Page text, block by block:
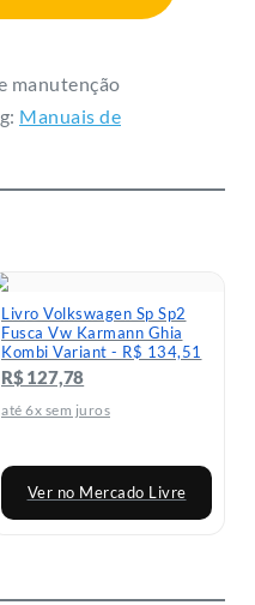
manutenção
Manuais de
Livro Volkswagen Sp Sp2
Fusca Vw Karmann Ghia
Kombi Variant - R$ 134,51
R$ 127,78
até 6x sem juros
Ver no Mercado Livre